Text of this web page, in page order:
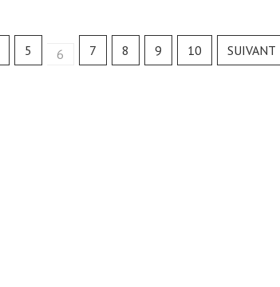
5 6 7 8 9 10 SUIVANT